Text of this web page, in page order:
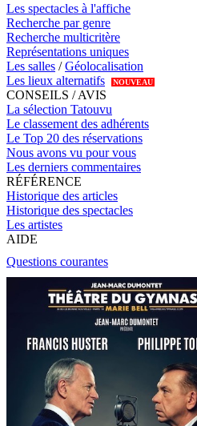
Les spectacles à l'affiche
Recherche par genre
Recherche multicritère
Représentations uniques
Les salles /Géolocalisation
Les lieux alternatifs
NOUVEAU
CONSEILS / AVIS
La sélection Tatouvu
Le classement des adhérents
Le Top 20 des réservations
Nous avons vu pour vous
Les derniers commentaires
RÉFÉRENCE
Historique des articles
Historique des spectacles
Les artistes
AIDE
Questions courantes